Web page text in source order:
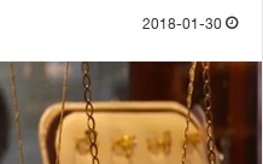
2018-01-30